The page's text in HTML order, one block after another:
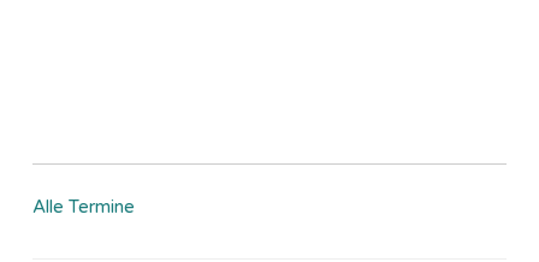
Alle Termine